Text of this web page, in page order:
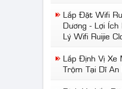
Lắp Đặt Wifi
Dương - Lợi Ích
Lý Wifi Ruijie
Lắp Định Vị Xe
Trộm Tại Dĩ An